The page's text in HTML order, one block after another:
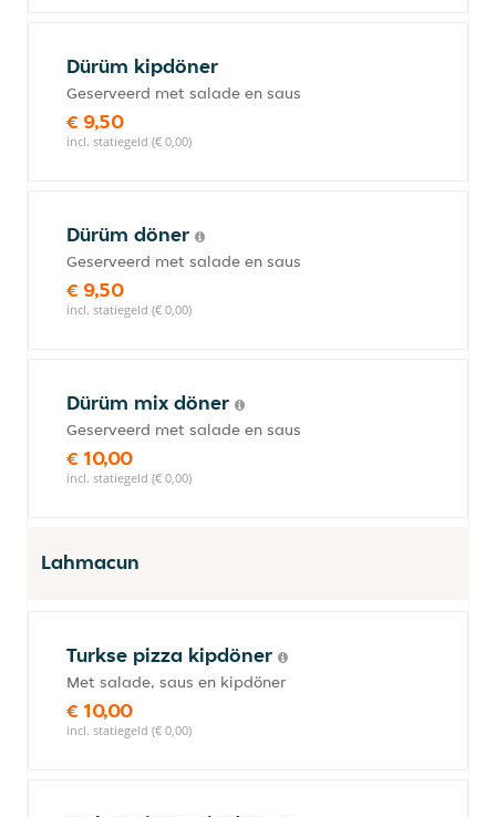
Dürüm kipdöner
Geserveerd met salade en saus
€ 9,50
incl. statiegeld (€ 0,00)
Dürüm döner
Geserveerd met salade en saus
€ 9,50
incl. statiegeld (€ 0,00)
Dürüm mix döner
Geserveerd met salade en saus
€ 10,00
incl. statiegeld (€ 0,00)
Lahmacun
Turkse pizza kipdöner
Met salade, saus en kipdöner
€ 10,00
incl. statiegeld (€ 0,00)